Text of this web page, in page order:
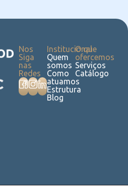
Institucional
Quem
somos
Como
atuamos
Estrutura
Blog
O que
ofercemos
Serviços
Catálogo
Nos
Siga
nas
Redes